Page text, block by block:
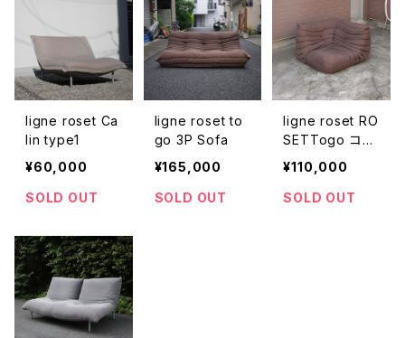
ligne roset Ca
lin type1
¥60,000
SOLD OUT
ligne roset to
go 3P Sofa
¥165,000
SOLD OUT
ligne roset RO
SETTogo コー
ナー
¥110,000
SOLD OUT